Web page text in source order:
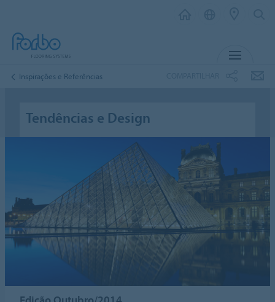
Inspirações e Referências
Tendências e Design